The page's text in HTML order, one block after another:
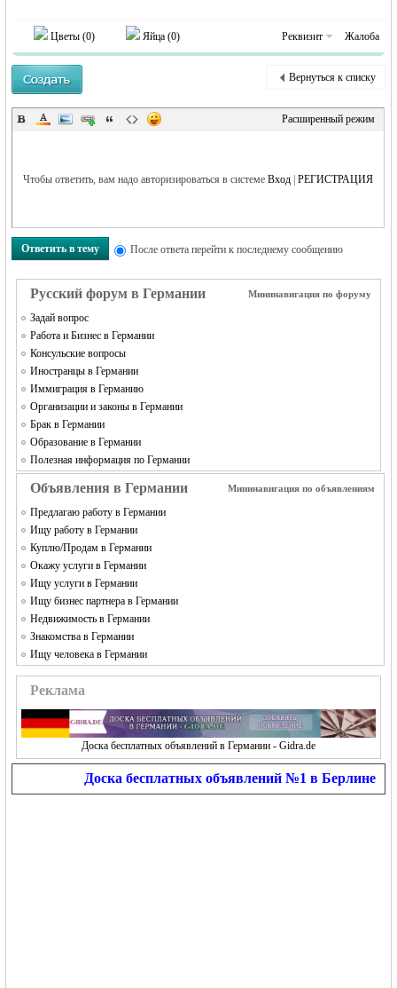
Цветы (0) Яйца (0) Реквизит Жалоба
Вернуться к списку
Расширенный режим
Чтобы ответить, вам надо авторизироваться в системеВход |РЕГИСТРАЦИЯ
Ответить в тему После ответа перейти к последнему сообщению
Русский форум в Германии Мининавигация по форуму
Задай вопрос
Работа и Бизнес в Германии
Консульские вопросы
Иностранцы в Германии
Иммиграция в Германию
Организации и законы в Германии
Брак в Германии
Образование в Германии
Полезная информация по Германии
Объявления в Германии Мининавигация по объявлениям
Предлагаю работу в Германии
Ищу работу в Германии
Куплю/Продам в Германии
Окажу услуги в Германии
Ищу услуги в Германии
Ищу бизнес партнера в Германии
Недвижимость в Германии
Знакомства в Германии
Ищу человека в Германии
Реклама
Доска бесплатных объявлений в Германии - Gidra.de
Доска бесплатных объявлений №1 в Берлине